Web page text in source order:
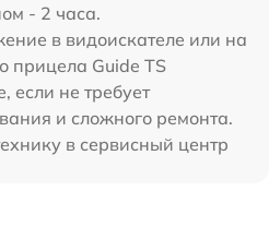
- 2 часа.
в видоискателе или на
прицела Guide TS
если не требует
и сложного ремонта.
в сервисный центр